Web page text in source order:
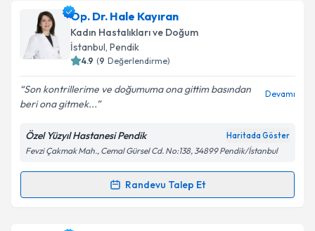
Takvim Talebini Gönder
Op. Dr. Meltem Erikiçin randevu takvimi talebi
oluşturun. Size bu uzmandan randevu almanız için bir
takvim hazırlandığında e-posta ile bilgilendireceğiz.
Kişisel verilerimin işlenmesine ilişkin
Aydınlatma
Metni'ni okudum ve kişisel verilerimin belirtilen
kapsamda işlenmesini kabul ediyorum.
Op. Dr. Hale Kayıran
Kadın Hastalıkları ve Doğum
İstanbul, Pendik
4.9 (9 Değerlendirme)
Son kontrillerime ve doğumuma ona gittim basından
beri ona gitmek...
Devamı
Özel Yüzyıl Hastanesi Pendik Haritada Göster
Fevzi Çakmak Mah., Cemal Gürsel Cd. No:138, 34899 Pendik/İstanbul
Randevu Talep Et
Randevu Takvimi Talebi